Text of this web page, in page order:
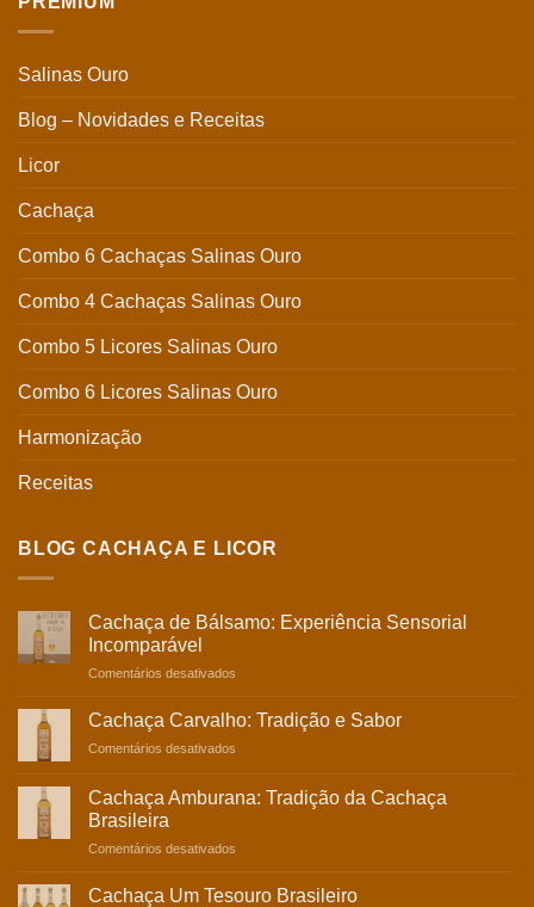
Salinas Ouro
Blog – Novidades e Receitas
Licor
Cachaça
Combo 6 Cachaças Salinas Ouro
Combo 4 Cachaças Salinas Ouro
Combo 5 Licores Salinas Ouro
Combo 6 Licores Salinas Ouro
Harmonização
Receitas
BLOG CACHAÇA E LICOR
Cachaça de Bálsamo: Experiência Sensorial
Incomparável
Comentários desativados
Incomparável
Cachaça Carvalho: Tradição e Sabor
Comentários desativados
Carvalho:
Tradição
Cachaça Amburana: Tradição da Cachaça
Brasileira
Comentários desativados
Amburana:
Cachaça Um Tesouro Brasileiro